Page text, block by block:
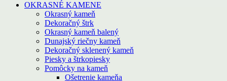
OKRASNÉ KAMENE
Okrasný kameň
Dekoračný štrk
Okrasný kameň balený
Dunajský riečny kameň
Dekoračný sklenený kameň
Piesky a štrkopiesky
Pomôcky na kameň
Ošetrenie kameňa